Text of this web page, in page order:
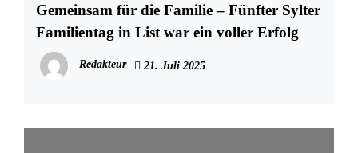
Gemeinsam für die Familie – Fünfter Sylter
Familientag in List war ein voller Erfolg
Redakteur 21. Juli 2025